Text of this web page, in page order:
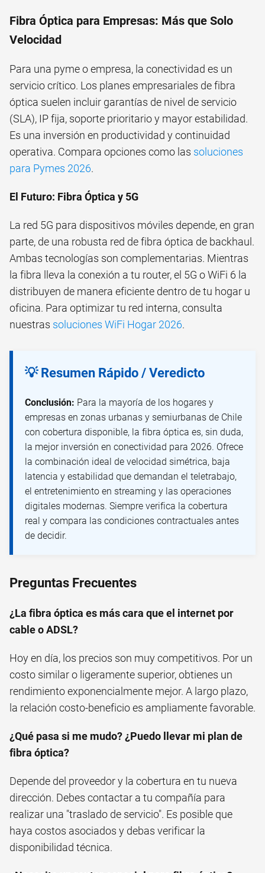
Fibra Óptica para Empresas: Más que Solo
Velocidad
Para una pyme o empresa, la conectividad es un
servicio crítico. Los planes empresariales de fibra
óptica suelen incluir garantías de nivel de servicio
(SLA), IP fija, soporte prioritario y mayor estabilidad.
Es una inversión en productividad y continuidad
operativa. Compara opciones como las soluciones
para Pymes 2026.
El Futuro: Fibra Óptica y 5G
La red 5G para dispositivos móviles depende, en gran
parte, de una robusta red de fibra óptica de backhaul.
Ambas tecnologías son complementarias. Mientras
la fibra lleva la conexión a tu router, el 5G o WiFi 6 la
distribuyen de manera eficiente dentro de tu hogar u
oficina. Para optimizar tu red interna, consulta
nuestras soluciones WiFi Hogar 2026.
💡 Resumen Rápido / Veredicto
Conclusión: Para la mayoría de los hogares y
empresas en zonas urbanas y semiurbanas de Chile
con cobertura disponible, la fibra óptica es, sin duda,
la mejor inversión en conectividad para 2026. Ofrece
la combinación ideal de velocidad simétrica, baja
latencia y estabilidad que demandan el teletrabajo,
el entretenimiento en streaming y las operaciones
digitales modernas. Siempre verifica la cobertura
real y compara las condiciones contractuales antes
de decidir.
Preguntas Frecuentes
¿La fibra óptica es más cara que el internet por
cable o ADSL?
Hoy en día, los precios son muy competitivos. Por un
costo similar o ligeramente superior, obtienes un
rendimiento exponencialmente mejor. A largo plazo,
la relación costo-beneficio es ampliamente favorable.
¿Qué pasa si me mudo? ¿Puedo llevar mi plan de
fibra óptica?
Depende del proveedor y la cobertura en tu nueva
dirección. Debes contactar a tu compañía para
realizar una "traslado de servicio". Es posible que
haya costos asociados y debas verificar la
disponibilidad técnica.